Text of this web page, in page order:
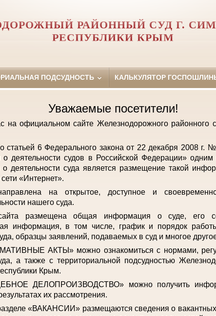
РАЙОННЫЙ СУД Г.
РЕСПУБЛИКИ КРЫМ
ПОДСУДНОСТЬ КАЛЬКУЛЯТОР
Уважаемые посетители!
на официальном сайте Железнодорожного районного
статьей 6 Федерального закона от 22 декабря 2008
деятельности судов в Российской Федерации» одним
деятельности суда является размещение такой
«Интернет».
на открытое, доступное и
нашего суда.
размещена общая информация о суде, его
информация, в том числе, график и порядок
образцы заявлений, подаваемых в суд и многое
АКТЫ» можно ознакомиться с нормами,
а также с территориальной подсудностью
Крым.
ДЕЛОПРОИЗВОДСТВО» можно получить
их рассмотрения.
«ВАКАНСИИ» размещаются сведения о